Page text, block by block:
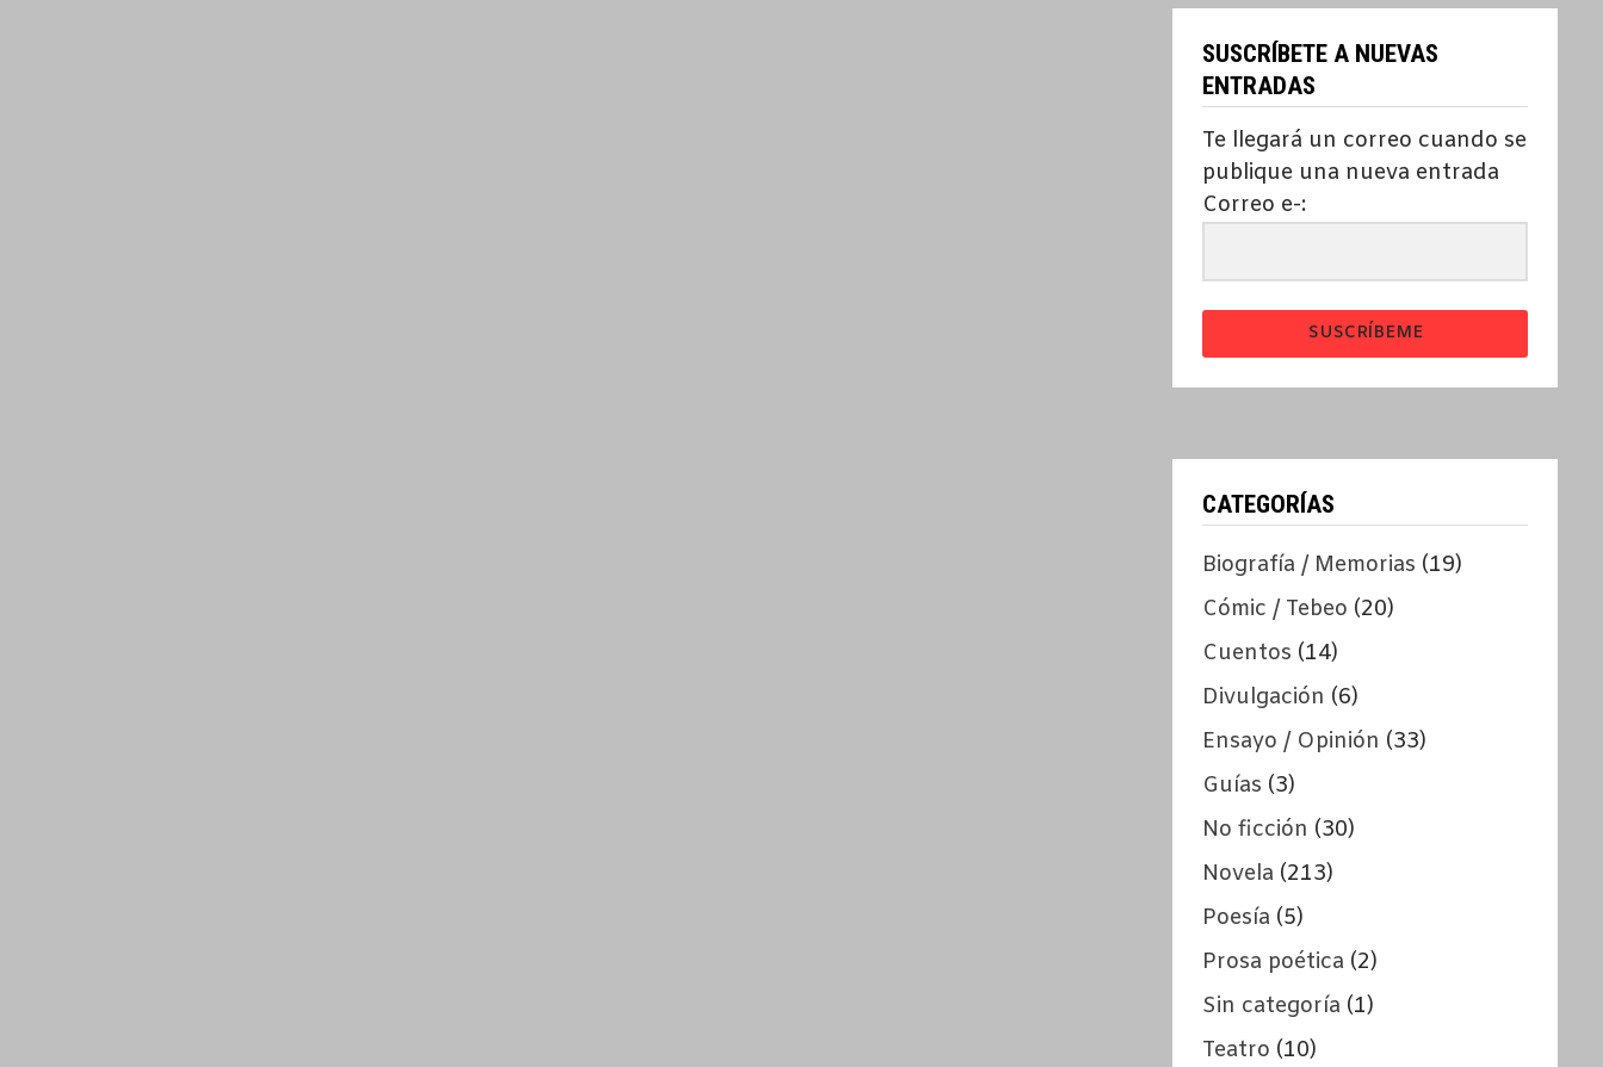
SUSCRÍBETE A NUEVAS
ENTRADAS
Te llegará un correo cuando se
publique una nueva entrada
Correo e-:
SUSCRÍBEME
CATEGORÍAS
Biografía / Memorias (19)
Cómic / Tebeo (20)
Cuentos (14)
Divulgación (6)
Ensayo / Opinión (33)
Guías (3)
No ficción (30)
Novela (213)
Poesía (5)
Prosa poética (2)
Sin categoría (1)
Teatro (10)